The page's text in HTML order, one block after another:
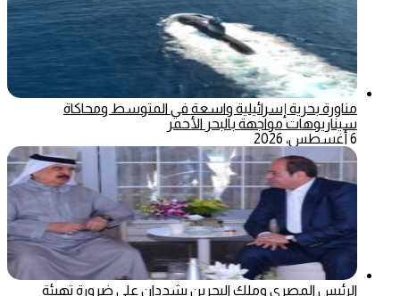
مناورة بحرية إسرائيلية واسعة في المتوسط ومحاكاة
سيناريوهات مواجهة بالبحر الأحمر
6 أغسطس، 2026
الرئيس المصري وملك البحرين يشددان على ضرورة تهيئة